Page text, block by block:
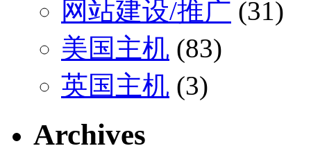
网站建设/推广 (31)
美国主机 (83)
英国主机 (3)
Archives